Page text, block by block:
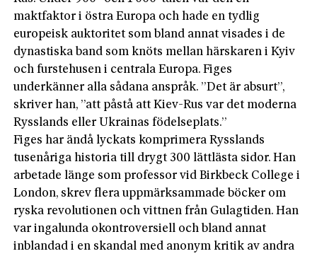
maktfaktor i östra Europa och hade en tydlig
europeisk­ auktoritet som bland annat visades i de
dynastiska band som knöts mellan härskaren i Kyiv
och furstehusen i centrala Europa. Figes
underkänner alla sådana anspråk. ”Det är absurt”,
skriver han, ”att påstå att Kiev-Rus var det moderna
Rysslands eller Ukrainas födelseplats.”
Figes har ändå lyckats komprimera Rysslands
tusenåriga historia till drygt 300 lättlästa sidor. Han
arbetade länge som professor vid Birkbeck College i
London, skrev flera uppmärksammade böcker om
ryska revolutionen och vittnen från Gulagtiden. Han
var ingalunda okontroversiell och bland annat
inblandad i en skandal med anonym kritik av andra